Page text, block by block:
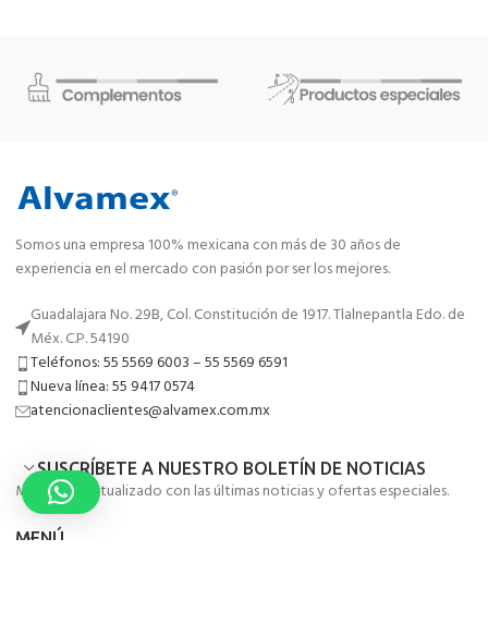
Somos una empresa 100% mexicana con más de 30 años de
experiencia en el mercado con pasión por ser los mejores.
Guadalajara No. 29B, Col. Constitución de 1917. Tlalnepantla Edo. de
Méx. C.P. 54190
Teléfonos: 55 5569 6003 – 55 5569 6591
Nueva línea: 55 9417 0574
atencionaclientes@alvamex.com.mx
SUSCRÍBETE A NUESTRO BOLETÍN DE NOTICIAS
Mantente actualizado con las últimas noticias y ofertas especiales.
MENÚ